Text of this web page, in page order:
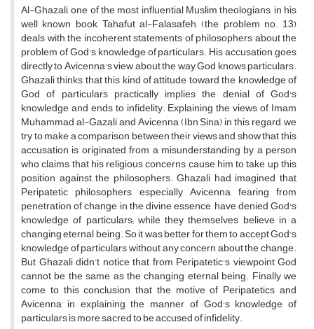
Al-Ghazali, one of the most influential Muslim theologians, in his
well known book, Tahafut al-Falasafeh, (the problem no. 13)
deals with the incoherent statements of philosophers about the
problem of God's knowledge of particulars. His accusation goes
directly to Avicenna's view about the way God knows particulars.
Ghazali thinks that this kind of attitude toward the knowledge of
God of particulars practically implies the denial of God's
knowledge and ends to infidelity. Explaining the views of Imam
Muhammad al-Gazali and Avicenna (Ibn Sina) in this regard, we
try to make a comparison between their views and show that this
accusation is originated from a misunderstanding by a person
who claims that his religious concerns cause him to take up this
position against the philosophers. Ghazali had imagined that
Peripatetic philosophers, especially Avicenna, fearing from
penetration of change in the divine essence, have denied God's
knowledge of particulars; while they themselves believe in a
changing eternal being. So it was better for them to accept God's
knowledge of particulars without any concern about the change.
But Ghazali didn’t notice that from Peripatetic's viewpoint God
cannot be the same as the changing eternal being. Finally we
come to this conclusion that the motive of Peripatetics and
Avicenna in explaining the manner of God's knowledge of
particulars is more sacred to be accused of infidelity.